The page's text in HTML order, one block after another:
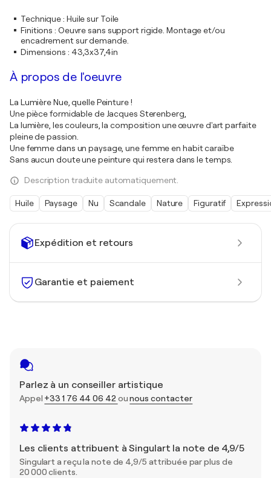
Expédition et retours
Garantie et paiement
Parlez à un conseiller artistique
Appel +33 1 76 44 06 42ounous contacter
Les clients attribuent à Singulart la note de 4,9/5
Singulart a reçu la note de 4,9/5 attribuée par plus de
20 000 clients.
Technique: Huile sur Toile
Finitions : Oeuvre sans support rigide. Montage et/ou
encadrement sur demande.
Dimensions : 43,3x37,4in
À propos de l'oeuvre
La Lumière Nue, quelle Peinture !
Une pièce formidable de Jacques Sterenberg,
La lumière, les couleurs, la composition une œuvre d'art parfaite
pleine de passion.
Une femme dans un paysage, une femme en habit caraïbe
Sans aucun doute une peinture qui restera dans le temps.
Description traduite automatiquement.
Huile Paysage Nu Scandale Nature Figuratif